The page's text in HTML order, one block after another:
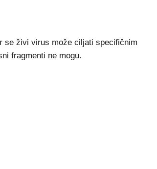
se živi virus može ciljati specifičnim
fragmenti ne mogu.